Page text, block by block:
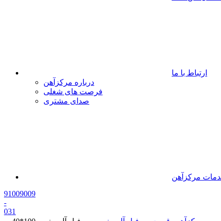
ارتباط با ما
درباره مرکزآهن
فرصت های شغلی
صدای مشتری
مرکزآهن
91009009
-
031